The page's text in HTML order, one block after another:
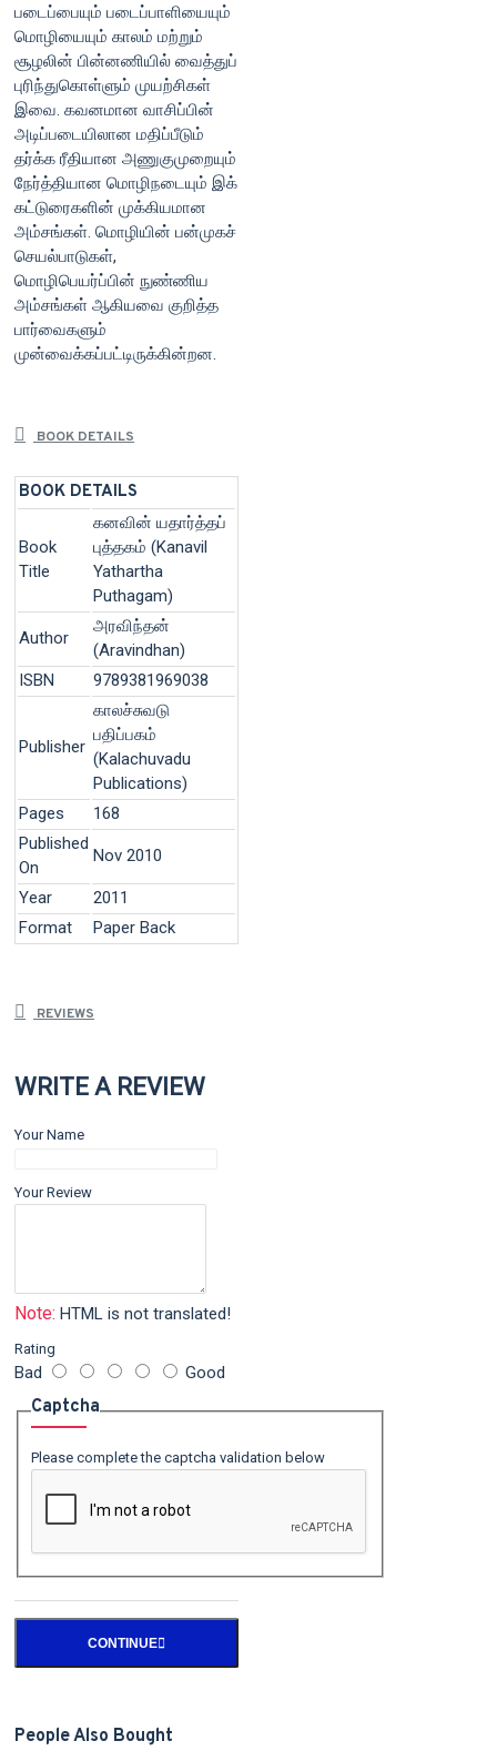
படைப்பையும் படைப்பாளியையும்
மொழியையும் காலம் மற்றும்
சூழலின் பின்னணியில் வைத்துப்
புரிந்துகொள்ளும் முயற்சிகள்
இவை. கவனமான வாசிப்பின்
அடிப்படையிலான மதிப்பீடும்
தர்க்க ரீதியான அணுகுமுறையும்
நேர்த்தியான மொழிநடையும் இக்
கட்டுரைகளின் முக்கியமான
அம்சங்கள். மொழியின் பன்முகச்
செயல்பாடுகள்,
மொழிபெயர்ப்பின் நுண்ணிய
அம்சங்கள் ஆகியவை குறித்த
பார்வைகளும்
முன்வைக்கப்பட்டிருக்கின்றன.
BOOK DETAILS
BOOK DETAILS
Book
Title
கனவின் யதார்த்தப்
புத்தகம் (Kanavil
Yathartha
Puthagam)
Author
அரவிந்தன்
(Aravindhan)
ISBN
9789381969038
Publisher
காலச்சுவடு
பதிப்பகம்
(Kalachuvadu
Publications)
Pages
168
Published
On
Nov 2010
Year
2011
Format
Paper Back
REVIEWS
WRITE A REVIEW
Your Name
Your Review
Note: HTML is not translated!
Rating
Bad Good
Captcha
Please complete the captcha validation below
CONTINUE
People Also Bought